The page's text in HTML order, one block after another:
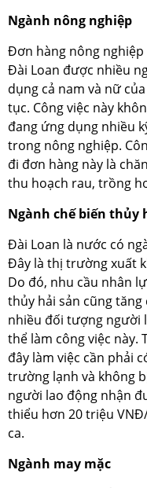
Ngành nông nghiệp
Đơn hàng nông
Đài Loan được nhiều
dụng cả nam và nữ
tục. Công việc này
đang ứng dụng nhiều
trong nông nghiệp.
đi đơn hàng này là
thu hoạch rau, trồng
Ngành chế biến thủy
Đài Loan là nước có
Đây là thị trường xuất
Do đó, nhu cầu nhân
thủy hải sản cũng
nhiều đối tượng người
thể làm công việc này.
đây làm việc cần phải
trường lạnh và không
người lao động nhận
thiểu hơn 20 triệu
ca.
Ngành may mặc